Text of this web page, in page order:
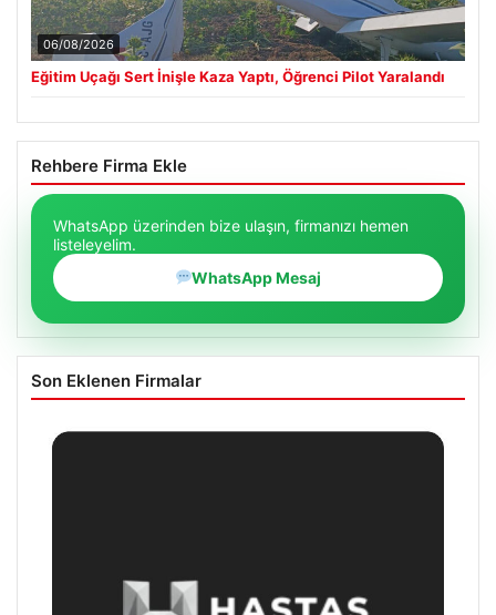
06/08/2026
Eğitim Uçağı Sert İnişle Kaza Yaptı, Öğrenci Pilot Yaralandı
Rehbere Firma Ekle
WhatsApp üzerinden bize ulaşın, firmanızı hemen
listeleyelim.
WhatsApp Mesaj
Son Eklenen Firmalar